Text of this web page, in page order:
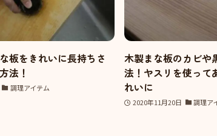
板をきれいに長持ちさ
法！
調理アイテム
木製まな板のカビや
法！ヤスリを使って
れいに
2020年11月20日 調理ア